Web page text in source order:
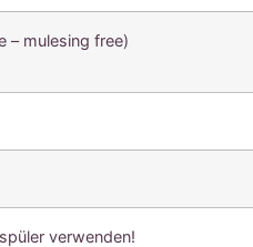
– mulesing free)
verwenden!